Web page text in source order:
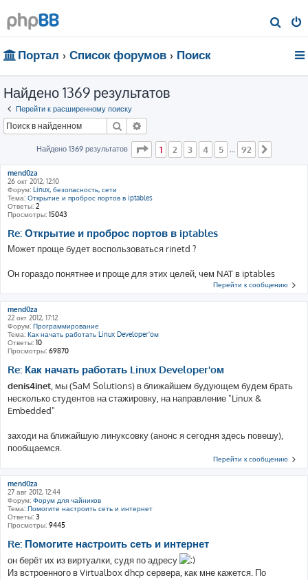
о
Портал Список форумов Поиск
Найдено 1369 результатов
Перейти к расширенному поиску
Поиск
Найдено 1369 результатов Страница из 92
1 2 3 4 5 92
mend0za
26 окт 2012, 12:10
Форум: Linux, безопасность, сети
Тема: Открытие и проброс портов в iptables
Ответы: 2
Просмотры: 15043
Re: Открытие и проброс портов в iptables
Может проще будет воспользоваться rinetd ?
Он гораздо понятнее и проще для этих целей, чем NAT в iptables
Перейти к сообщению
mend0za
22 окт 2012, 17:12
Форум: Программирование
Тема: Как начать работать Linux Developer'oм
Ответы: 10
Просмотры: 69870
Re: Как начать работать Linux Developer'oм
denis4inet , мы (SaM Solutions) в ближайшем будующем будем брать
несколько студентов на стажировку, на направление "Linux &
Embedded"
заходи на ближайшую линуксовку (анонс я сегодня здесь повешу),
пообщаемся.
Перейти к сообщению
mend0za
27 авг 2012, 12:44
Форум: Форум для чайников
Тема: Помогите настроить сеть и интернет
Ответы: 3
Просмотры: 9445
Re: Помогите настроить сеть и интернет
он берёт их из виртуалки, судя по адресу
Из встроенного в Virtualbox dhcp сервера, как мне кажется. По